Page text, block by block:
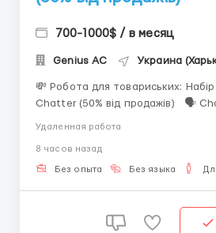
700-1000$ / в месяц
Genius AС Украина
💸 Робота для товариських:
Chatter (50% від продажів) 🗣 Chatter 💵 Від $500
Удаленная работа
8 часов назад
Без опыта Без языка